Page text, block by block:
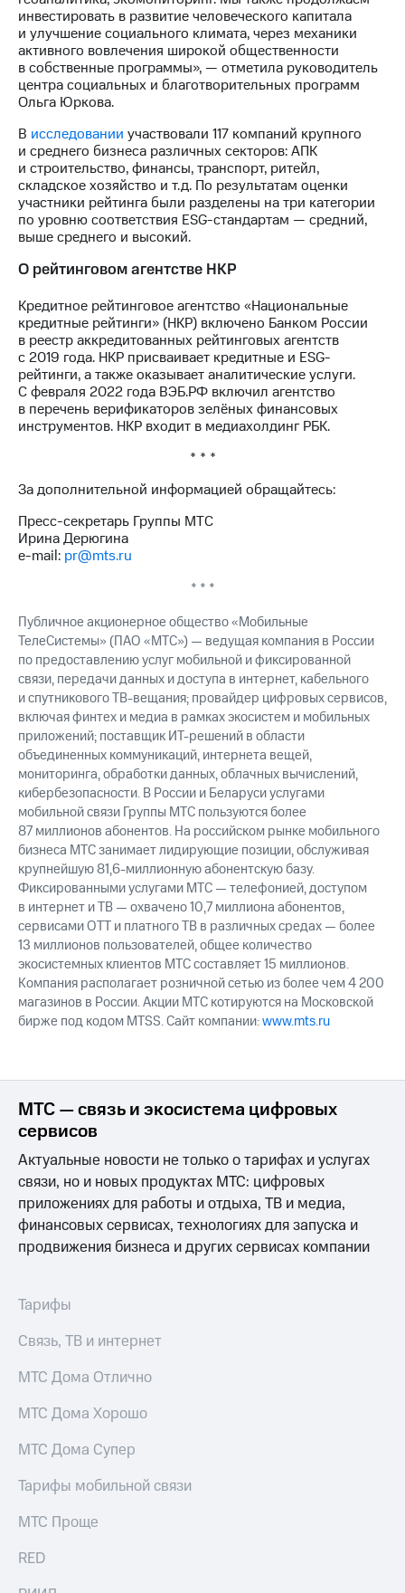
Информация
акционерам
Документы
ПАО
"МТС"
Собрания
акционеров
Личный
кабинет
акционера
Акционерный
капитал
Контроль
и
аудит
Рынок
Описание
Программа
приобретения
Порядок
выкупа
акций
Дивиденды
Описание
Уведомление
о
погашении
Регистратор
Реквизиты
Контакты
развитие
деловая этика
На главную
инвестировать в развитие человеческого капитала
и улучшение социального климата, через механики
активного вовлечения широкой общественности
в собственные программы», — отметила руководитель
центра социальных и благотворительных программ
Ольга Юркова.
В исследовании участвовали 117 компаний крупного
и среднего бизнеса различных секторов: АПК
и строительство, финансы, транспорт, ритейл,
складское хозяйство и т.д. По результатам оценки
участники рейтинга были разделены на три категории
по уровню соответствия ESG-стандартам — средний,
выше среднего и высокий.
О рейтинговом агентстве НКР
Кредитное рейтинговое агентство «Национальные
кредитные рейтинги» (НКР) включено Банком России
в реестр аккредитованных рейтинговых агентств
с 2019 года. НКР присваивает кредитные и ESG-
рейтинги, а также оказывает аналитические услуги.
С февраля 2022 года ВЭБ.РФ включил агентство
в перечень верификаторов зелёных финансовых
инструментов. НКР входит в медиахолдинг РБК.
* * *
За дополнительной информацией обращайтесь:
Пресс-секретарь Группы МТС
Ирина Дерюгина
e-mail: pr@mts.ru
* * *
Публичное акционерное общество «Мобильные
ТелеСистемы» (ПАО «МТС») — ведущая компания в России
по предоставлению услуг мобильной и фиксированной
связи, передачи данных и доступа в интернет, кабельного
и спутникового ТВ-вещания; провайдер цифровых сервисов,
включая финтех и медиа в рамках экосистем и мобильных
приложений; поставщик ИТ-решений в области
объединенных коммуникаций, интернета вещей,
мониторинга, обработки данных, облачных вычислений,
кибербезопасности. В России и Беларуси услугами
мобильной связи Группы МТС пользуются более
87 миллионов абонентов. На российском рынке мобильного
бизнеса МТС занимает лидирующие позиции, обслуживая
крупнейшую 81,6-миллионную абонентскую базу.
Фиксированными услугами МТС — телефонией, доступом
в интернет и ТВ — охвачено 10,7 миллиона абонентов,
сервисами OTT и платного ТВ в различных средах — более
13 миллионов пользователей, общее количество
экосистемных клиентов МТС составляет 15 миллионов.
Компания располагает розничной сетью из более чем 4 200
магазинов в России. Акции МТС котируются на Московской
бирже под кодом MTSS. Сайт компании:www.mts.ru
МТС — связь и экосистема цифровых
сервисов
Актуальные новости не только о тарифах и услугах
связи, но и новых продуктах МТС: цифровых
приложениях для работы и отдыха, ТВ и медиа,
финансовых сервисах, технологиях для запуска и
продвижения бизнеса и других сервисах компании
Тарифы
Связь, ТВ и интернет
МТС Дома Отлично
МТС Дома Хорошо
МТС Дома Супер
Тарифы мобильной связи
МТС Проще
RED